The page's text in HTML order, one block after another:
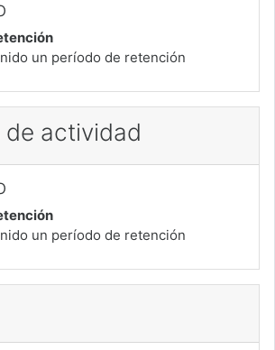
un período de retención
de actividad
un período de retención